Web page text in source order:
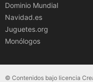
Dominio Mundial
Navidad.es
Juguetes.org
Monólogos
© Contenidos bajo licencia